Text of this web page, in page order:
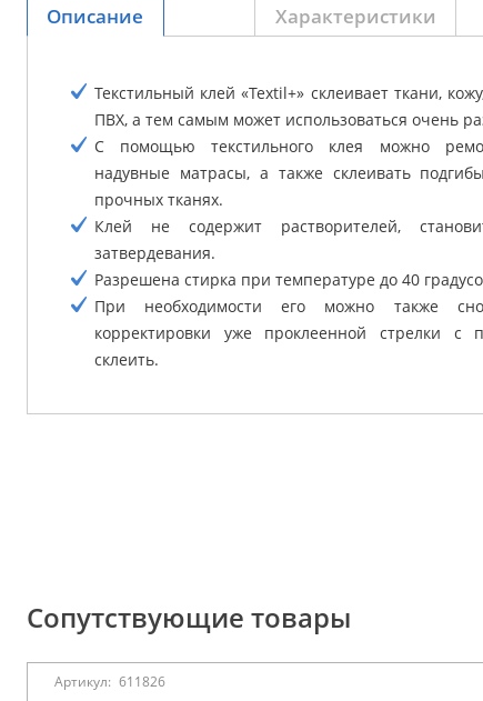
Описание Характеристики
Текстильный клей «Textil+» склеивает ткани,
ПВХ, а тем самым может использоваться очень
С помощью текстильного клея можно
надувные матрасы, а также склеивать
прочных тканях.
Клей не содержит растворителей,
затвердевания.
Разрешена стирка при температуре до 40
При необходимости его можно также
корректировки уже проклеенной стрелки
склеить.
Сопутствующие товары
Артикул: 611826